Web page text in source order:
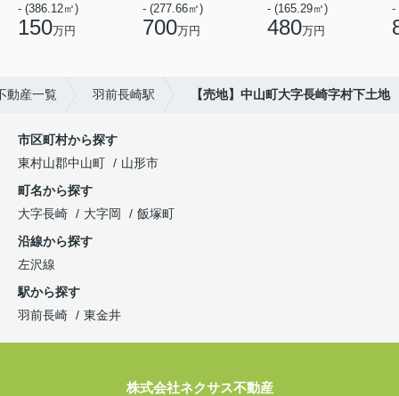
- (386.12㎡)
150万円
- (277.66㎡)
700万円
- (165.29㎡)
480万円
-
動産一覧 羽前長崎駅 【売地】中山町大字長崎字村下土地
市区町村から探す
東村山郡中山町
山形市
町名から探す
大字長崎
大字岡
飯塚町
沿線から探す
左沢線
駅から探す
羽前長崎
東金井
株式会社ネクサス不動産